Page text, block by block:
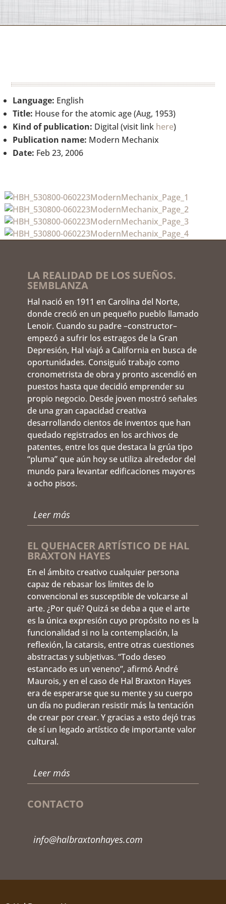
Language: English
Title: House for the atomic age (Aug, 1953)
Kind of publication: Digital (visit link here)
Publication name: Modern Mechanix
Date: Feb 23, 2006
LA REALIDAD DE LOS SUEÑOS.
SEMBLANZA
Hal nació en 1911 en Carolina del Norte,
donde creció en un pequeño pueblo llamado
Lenoir. Cuando su padre –constructor–
empezó a sufrir los estragos de la Gran
Depresión, Hal viajó a California en busca de
oportunidades. Consiguió trabajo como
cronometrista de obra y pronto ascendió en
puestos hasta que decidió emprender su
propio negocio. Desde joven mostró señales
de una gran capacidad creativa
desarrollando cientos de inventos que han
quedado registrados en los archivos de
patentes, entre los que destaca la grúa tipo
“pluma” que aún hoy se utiliza alrededor del
mundo para levantar edificaciones mayores
a ocho pisos.
Leer más
EL QUEHACER ARTÍSTICO DE HAL
BRAXTON HAYES
En el ámbito creativo cualquier persona
capaz de rebasar los límites de lo
convencional es susceptible de volcarse al
arte. ¿Por qué? Quizá se deba a que el arte
es la única expresión cuyo propósito no es la
funcionalidad si no la contemplación, la
reflexión, la catarsis, entre otras cuestiones
abstractas y subjetivas. “Todo deseo
estancado es un veneno”, afirmó André
Maurois, y en el caso de Hal Braxton Hayes
era de esperarse que su mente y su cuerpo
un día no pudieran resistir más la tentación
de crear por crear. Y gracias a esto dejó tras
de sí un legado artístico de importante valor
cultural.
Leer más
CONTACTO
info@halbraxtonhayes.com